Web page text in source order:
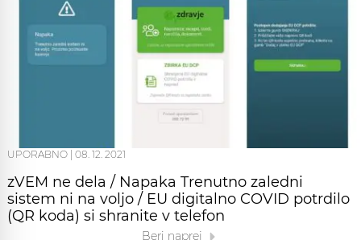
UPORABNO 08. 12. 2021
zVEM ne dela / Napaka Trenutno zaledni
sistem ni na voljo / EU digitalno COVID potrdilo
(QR koda) si shranite v telefon
Beri naprej